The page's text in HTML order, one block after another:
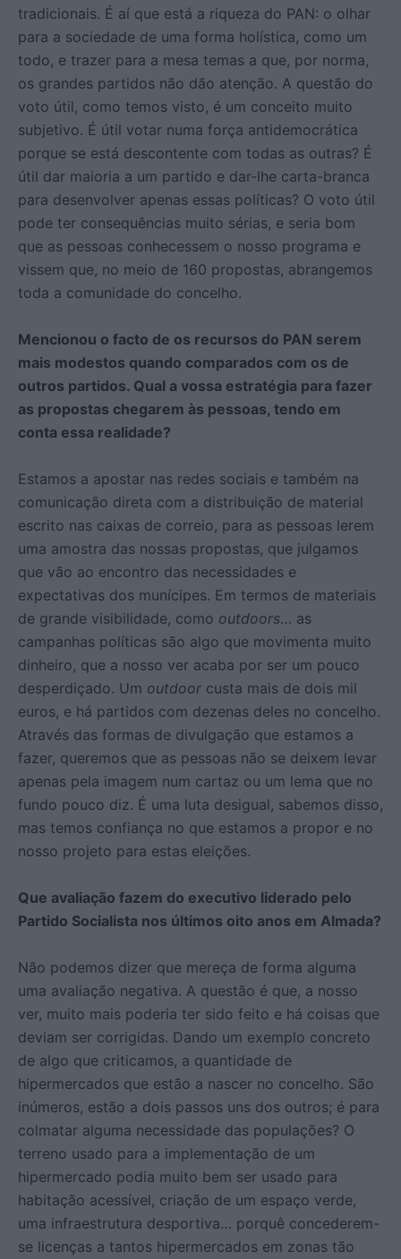
tradicionais. É aí que está a riqueza do PAN: o olhar
para a sociedade de uma forma holística, como um
todo, e trazer para a mesa temas a que, por norma,
os grandes partidos não dão atenção. A questão do
voto útil, como temos visto, é um conceito muito
subjetivo. É útil votar numa força antidemocrática
porque se está descontente com todas as outras? É
útil dar maioria a um partido e dar-lhe carta-branca
para desenvolver apenas essas políticas? O voto útil
pode ter consequências muito sérias, e seria bom
que as pessoas conhecessem o nosso programa e
vissem que, no meio de 160 propostas, abrangemos
toda a comunidade do concelho.
Mencionou o facto de os recursos do PAN serem
mais modestos quando comparados com os de
outros partidos. Qual a vossa estratégia para fazer
as propostas chegarem às pessoas, tendo em
conta essa realidade?
Estamos a apostar nas redes sociais e também na
comunicação direta com a distribuição de material
escrito nas caixas de correio, para as pessoas lerem
uma amostra das nossas propostas, que julgamos
que vão ao encontro das necessidades e
expectativas dos munícipes. Em termos de materiais
de grande visibilidade, como outdoors… as
campanhas políticas são algo que movimenta muito
dinheiro, que a nosso ver acaba por ser um pouco
desperdiçado. Um outdoor custa mais de dois mil
euros, e há partidos com dezenas deles no concelho.
Através das formas de divulgação que estamos a
fazer, queremos que as pessoas não se deixem levar
apenas pela imagem num cartaz ou um lema que no
fundo pouco diz. É uma luta desigual, sabemos disso,
mas temos confiança no que estamos a propor e no
nosso projeto para estas eleições.
Que avaliação fazem do executivo liderado pelo
Partido Socialista nos últimos oito anos em Almada?
Não podemos dizer que mereça de forma alguma
uma avaliação negativa. A questão é que, a nosso
ver, muito mais poderia ter sido feito e há coisas que
deviam ser corrigidas. Dando um exemplo concreto
de algo que criticamos, a quantidade de
hipermercados que estão a nascer no concelho. São
inúmeros, estão a dois passos uns dos outros; é para
colmatar alguma necessidade das populações? O
terreno usado para a implementação de um
hipermercado podia muito bem ser usado para
habitação acessível, criação de um espaço verde,
uma infraestrutura desportiva… porquê concederem-
se licenças a tantos hipermercados em zonas tão